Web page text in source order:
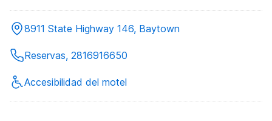
8911 State Highway 146, Baytown
Reservas, 2816916650
Accesibilidad del motel